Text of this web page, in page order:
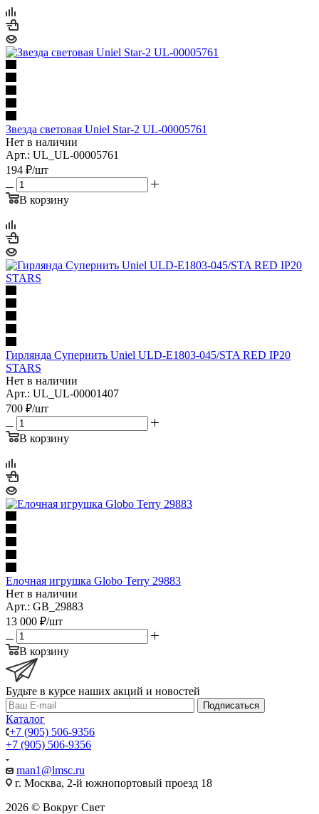
Звезда световая Uniel Star-2 UL-00005761
Нет в наличии
Арт.: UL_UL-00005761
194 ₽/шт
В корзину
Гирлянда Супернить Uniel ULD-E1803-045/STA RED IP20
STARS
Нет в наличии
Арт.: UL_UL-00001407
700 ₽/шт
В корзину
Елочная игрушка Globo Terry 29883
Нет в наличии
Арт.: GB_29883
13 000 ₽/шт
В корзину
Будьте в курсе наших акций и новостей
Подписаться
Каталог
+7 (905) 506-9356
+7 (905) 506-9356
man1@lmsc.ru
г. Москва, 2-й южнопортовый проезд 18
2026 © Вокруг Свет